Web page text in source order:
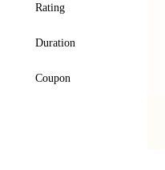
Rating
Duration
Coupon